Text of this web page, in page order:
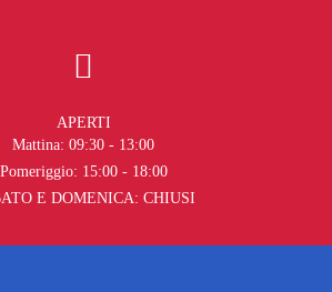
APERTI
Mattina: 09:30 - 13:00
Pomeriggio: 15:00 - 18:00
E DOMENICA: CHIUSI